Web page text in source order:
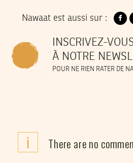
Nawaat est aussi sur :
INSCRIVEZ-
À NOTRE
POUR NE RIEN RATER DE
i There are no